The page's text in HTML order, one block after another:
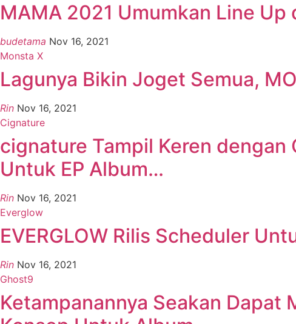
MAMA 2021 Umumkan Line Up
budetama Nov 16, 2021
Monsta X
Lagunya Bikin Joget Semua,
Rin Nov 16, 2021
Cignature
cignature Tampil Keren
Untuk EP Album…
Rin Nov 16, 2021
Everglow
EVERGLOW Rilis Scheduler
Rin Nov 16, 2021
Ghost9
Ketampanannya Seakan Dapat